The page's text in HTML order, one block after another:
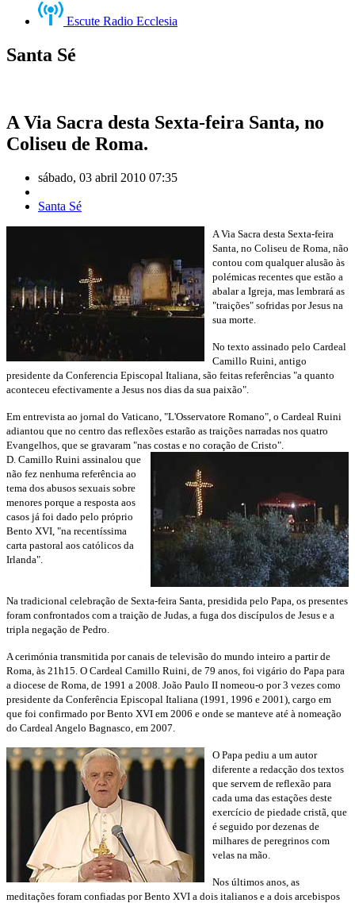
Escute Radio Ecclesia
Santa Sé
A Via Sacra desta Sexta-feira Santa, no
Coliseu de Roma.
sábado, 03 abril 2010 07:35
Santa Sé
A Via Sacra desta Sexta-feira
Santa, no Coliseu de Roma, não
contou com qualquer alusão às
polémicas recentes que estão a
abalar a Igreja, mas lembrará as
"traições" sofridas por Jesus na
sua morte.
No texto assinado pelo Cardeal
Camillo Ruini, antigo
presidente da Conferencia Episcopal Italiana, são feitas referências "a quanto
aconteceu efectivamente a Jesus nos dias da sua paixão".
Em entrevista ao jornal do Vaticano, "L'Osservatore Romano", o Cardeal Ruini
adiantou que no centro das reflexões estarão as traições narradas nos quatro
Evangelhos, que se gravaram "nas costas e no coração de Cristo".
D. Camillo Ruini assinalou que
não fez nenhuma referência ao
tema dos abusos sexuais sobre
menores porque a resposta aos
casos já foi dado pelo próprio
Bento XVI, "na recentíssima
carta pastoral aos católicos da
Irlanda".
Na tradicional celebração de Sexta-feira Santa, presidida pelo Papa, os presentes
foram confrontados com a traição de Judas, a fuga dos discípulos de Jesus e a
tripla negação de Pedro.
A cerimónia transmitida por canais de televisão do mundo inteiro a partir de
Roma, às 21h15. O Cardeal Camillo Ruini, de 79 anos, foi vigário do Papa para
a diocese de Roma, de 1991 a 2008. João Paulo II nomeou-o por 3 vezes como
presidente da Conferência Episcopal Italiana (1991, 1996 e 2001), cargo em
que foi confirmado por Bento XVI em 2006 e onde se manteve até à nomeação
do Cardeal Angelo Bagnasco, em 2007.
O Papa pediu a um autor
diferente a redacção dos textos
que servem de reflexão para
cada uma das estações deste
exercício de piedade cristã, que
é seguido por dezenas de
milhares de peregrinos com
velas na mão.
Nos últimos anos, as
meditações foram confiadas por Bento XVI a dois italianos e a dois arcebispos